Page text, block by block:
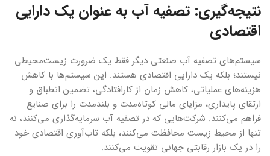
نتیجه‌گیری: تصفیه آب به عنوان یک دارایی
اقتصادی
سیستم‌های تصفیه آب صنعتی دیگر فقط یک ضرورت زیست‌محیطی
نیستند؛ بلکه یک دارایی اقتصادی هستند. این سیستم‌ها با کاهش
هزینه‌های عملیاتی، کاهش زمان از کارافتادگی، تضمین انطباق و
ارتقای پایداری، مزایای مالی کوتاه‌مدت و بلندمدت را برای صنایع
فراهم می‌کنند. شرکت‌هایی که در تصفیه آب سرمایه‌گذاری می‌کنند، نه
تنها از محیط زیست محافظت می‌کنند، بلکه تاب‌آوری اقتصادی خود
را در یک بازار رقابتی جهانی تقویت می‌کنند.